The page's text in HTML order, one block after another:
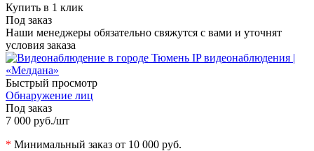
Купить в 1 клик
Под заказ
Наши менеджеры обязательно свяжутся с вами и уточнят
условия заказа
Быстрый просмотр
Обнаружение лиц
Под заказ
7 000 руб./шт
* Минимальный заказ от 10 000 руб.